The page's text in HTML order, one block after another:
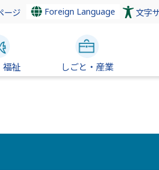
ージ Foreign Language 文字
福祉 しごと・産業